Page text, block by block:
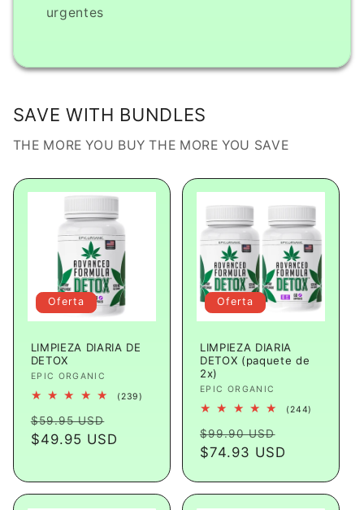
urgentes
SAVE WITH BUNDLES
THE MORE YOU BUY THE MORE YOU SAVE
Oferta
LIMPIEZA DIARIA DE
DETOX
Proveedor:
EPIC ORGANIC
(239)
Precio
habitual
$59.95 USD
de
$49.95 USD
Oferta
LIMPIEZA DIARIA
DETOX (paquete de
2x)
Proveedor:
EPIC ORGANIC
(244)
Precio
habitual
$99.90 USD
de
$74.93 USD